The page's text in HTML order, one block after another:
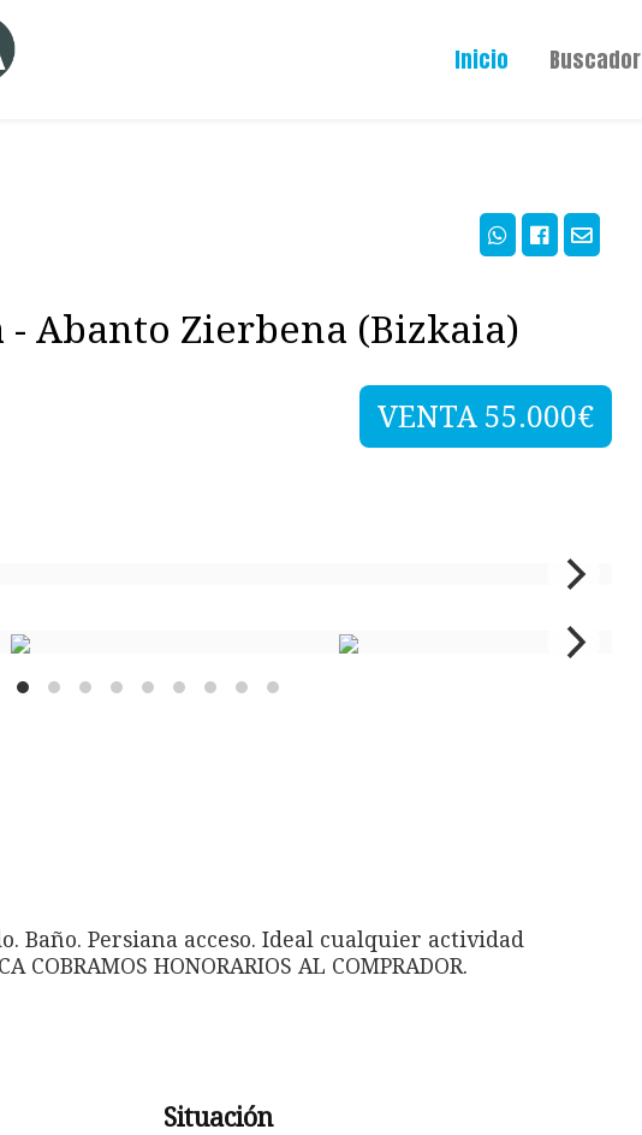
Inicio Buscador
Abanto Zierbena (Bizkaia)
VENTA 55.000€
Baño. Persiana acceso. Ideal cualquier actividad
HONORARIOS AL COMPRADOR.
Situación